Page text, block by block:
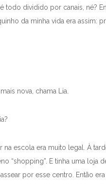
todo dividido por canais, né?
da minha vida era assim:
nova, chama Lia.
na escola era muito legal. À
“shopping”. E tinha uma loja
por esse centro. Então